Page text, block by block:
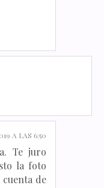
A LAS 6:50
Te juro
la foto
de